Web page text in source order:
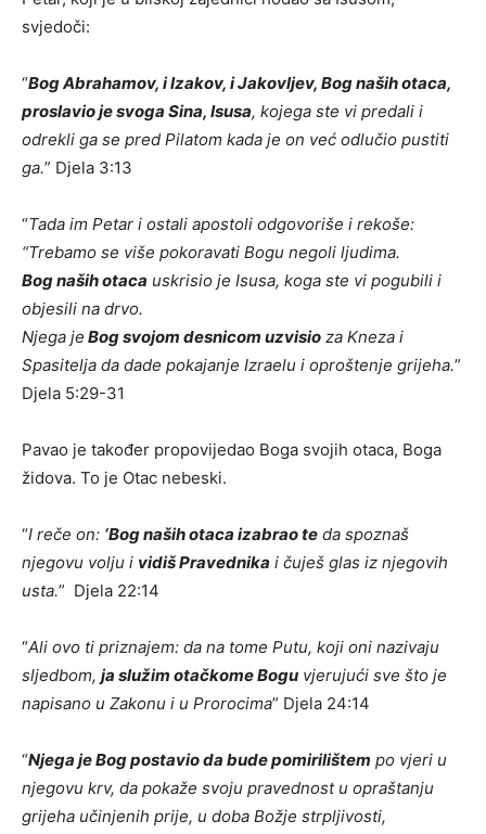
svjedoči:
“Bog Abrahamov, i Izakov, i Jakovljev, Bog naših otaca,
proslavio jesvoga Sina, Isusa, kojega ste vi predali i
odrekli ga se pred Pilatom kada je on već odlučio pustiti
ga.” Djela 3:13
“Tada im Petar i ostali apostoli odgovoriše i rekoše:
“Trebamo se više pokoravati Bogu negoli ljudima.
Bog naših otaca uskrisio je Isusa, koga ste vi pogubili i
objesili na drvo.
Njega je Bog svojom desnicom uzvisio za Kneza i
Spasitelja da dade pokajanje Izraelu i oproštenje grijeha.”
Djela 5:29-31
Pavao je također propovijedao Boga svojih otaca, Boga
židova. To je Otac nebeski.
“I reče on: ‘Bog naših otaca izabrao te da spoznaš
njegovu volju i vidiš Pravednika i čuješ glas iz njegovih
usta.” Djela 22:14
“Ali ovo ti priznajem: da na tome Putu, koji oni nazivaju
sljedbom, ja služim otačkome Bogu vjerujući sve što je
napisano u Zakonu i u Prorocima” Djela 24:14
“Njega je Bog postavio da bude pomirilištem po vjeri u
njegovu krv, da pokaže svoju pravednost u opraštanju
grijeha učinjenih prije, u doba Božje strpljivosti,